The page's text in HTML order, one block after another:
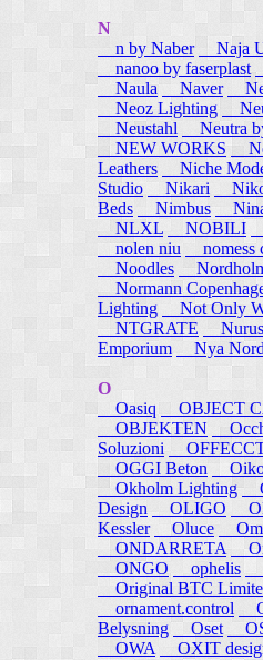
N
n by Naber
Naja
nanoo by faserplast
Naula
Naver
Neoz Lighting
Neustahl
Neutra
NEW WORKS
Leathers
Niche
Studio
Nikari
Beds
Nimbus
NLXL
NOBILI
nolen niu
nomess
Noodles
Normann
Lighting
Not Only
NTGRATE
Nurus
Emporium
Nya
O
Oasiq
OBJECT
OBJEKTEN
Soluzioni
OGGI Beton
Okholm Lighting
Design
OLIGO
Kessler
Oluce
ONDARRETA
ONGO
ophelis
Original BTC
ornament.control
Belysning
Oset
OWA
OXIT